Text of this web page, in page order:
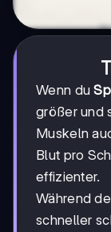
Wenn du
größer und
Muskeln
Blut pro
effizienter.
Während
schneller